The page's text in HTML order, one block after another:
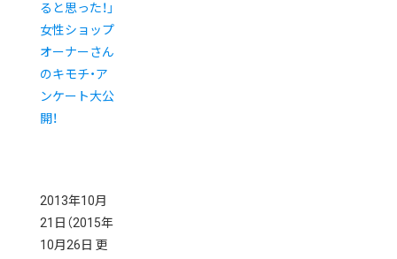
ると思った！」
女性ショップ
オーナーさん
のキモチ・ア
ンケート大公
開！
2013年10月
21日 （2015年
10月26日 更